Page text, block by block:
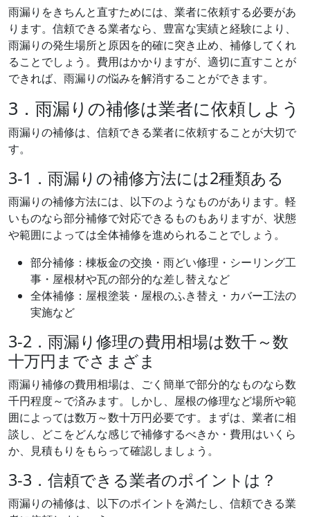
雨漏りをきちんと直すためには、業者に依頼する必要があ
ります。信頼できる業者なら、豊富な実績と経験により、
雨漏りの発生場所と原因を的確に突き止め、補修してくれ
ることでしょう。費用はかかりますが、適切に直すことが
できれば、雨漏りの悩みを解消することができます。
3．雨漏りの補修は業者に依頼しよう
雨漏りの補修は、信頼できる業者に依頼することが大切で
す。
3-1．雨漏りの補修方法には2種類ある
雨漏りの補修方法には、以下のようなものがあります。軽
いものなら部分補修で対応できるものもありますが、状態
や範囲によっては全体補修を進められることでしょう。
部分補修：棟板金の交換・雨どい修理・シーリング工
事・屋根材や瓦の部分的な差し替えなど
全体補修：屋根塗装・屋根のふき替え・カバー工法の
実施など
3-2．雨漏り修理の費用相場は数千～数
十万円までさまざま
雨漏り補修の費用相場は、ごく簡単で部分的なものなら数
千円程度～で済みます。しかし、屋根の修理など場所や範
囲によっては数万～数十万円必要です。まずは、業者に相
談し、どこをどんな感じで補修するべきか・費用はいくら
か、見積もりをもらって確認しましょう。
3-3．信頼できる業者のポイントは？
雨漏りの補修は、以下のポイントを満たし、信頼できる業